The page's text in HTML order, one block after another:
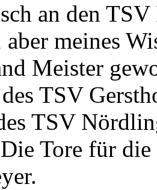
an den
aber meines
Meister
TSV
TSV
Tore für